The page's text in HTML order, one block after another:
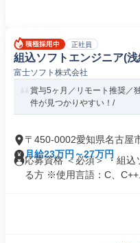
正社員
組込ソフトエンジニア(
富士ソフト株式会社
賞与5ヶ月／リモート推奨／
件が見つかりやすい！/
〒450-0002愛知県名古屋
月給23万円～27万円
応募資格 ＜必須＞ ・組
る方 ※使用言語：C、